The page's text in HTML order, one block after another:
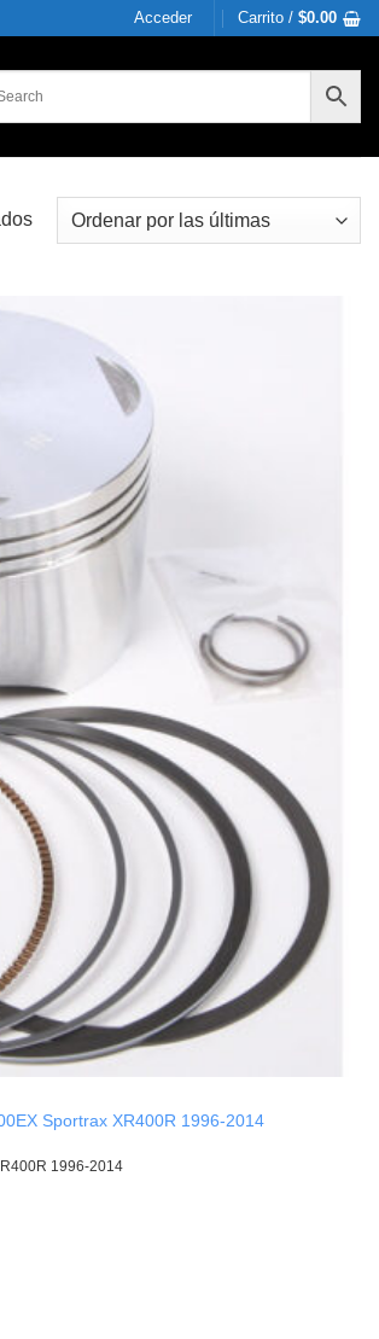
Acceder Carrito /$0.00
Sorted
Sportrax XR400R 1996-2014
1996-2014